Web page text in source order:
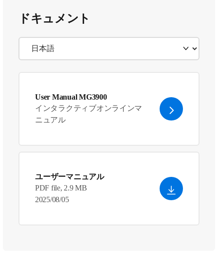
ドキュメント
User Manual MG3900
インタラクティブオンラインマ
ニュアル
ユーザーマニュアル
PDF file, 2.9 MB
2025/08/05